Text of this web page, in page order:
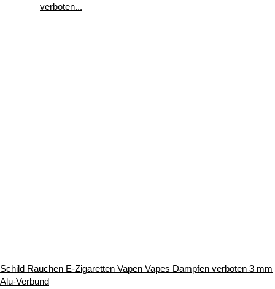
Schild Rauchen E-Zigaretten Vapen Vapes Dampfen verboten 3 mm
Alu-Verbund